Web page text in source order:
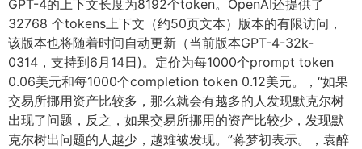
GPT-4的上下文长度为8192个token。OpenAI还提供了
32768 个tokens上下文（约50页文本）版本的有限访问，
该版本也将随着时间自动更新（当前版本GPT-4-32k-
0314，支持到6月14日)。定价为每1000个prompt token
0.06美元和每1000个completion token 0.12美元。，“如果
交易所挪用资产比较多，那么就会有越多的人发现默克尔树
出现了问题，反之，如果交易所挪用的资产比较少，发现默
克尔树出问题的人越少，越难被发现。”蒋梦初表示。，袁醉